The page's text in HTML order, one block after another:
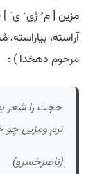
مزین [ م ُ زَی ْ ی َ ]
آراسته،
مرحوم دهخدا ) :
حجت را شعر
نرم ومزین
(ناصرخسرو)